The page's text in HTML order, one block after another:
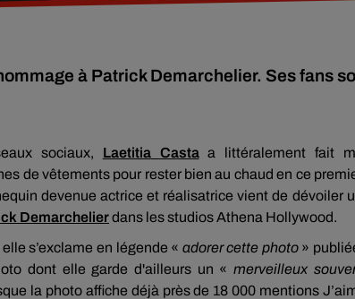
à Patrick Demarchelier. Ses fans
sociaux, LaetitiaCastaa littéralement fait
de vêtements pour rester bien au chaud en ce
devenue actrice et réalisatrice vient de dévoiler
Demarchelierdans lesstudiosAthena Hollywood.
s’exclame en légende « adorer cette photo»
dont elle garde d'ailleurs un « merveilleux
la photo affiche déjà près de 18 000 mentions J